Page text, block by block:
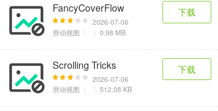
FancyCoverFlow
2026-07-06
滑动视图
0.98 MB
下载
Scrolling Tricks
2026-07-06
滑动视图
512.08 KB
下载